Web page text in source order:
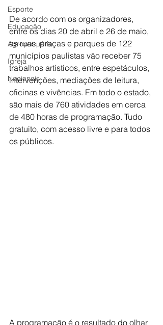
Esporte
Educação
Agropecuária
Igreja
Nacionais
De acordo com os organizadores,
entre os dias 20 de abril e 26 de maio,
as ruas, praças e parques de 122
municípios paulistas vão receber 75
trabalhos artísticos, entre espetáculos,
intervenções, mediações de leitura,
oficinas e vivências. Em todo o estado,
são mais de 760 atividades em cerca
de 480 horas de programação. Tudo
gratuito, com acesso livre e para todos
os públicos.
A programação é o resultado do olhar